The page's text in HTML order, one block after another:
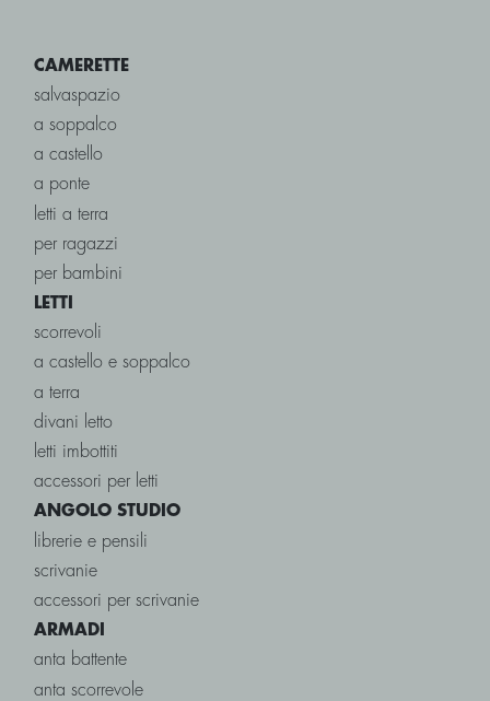
CAMERETTE
salvaspazio
a soppalco
a castello
a ponte
letti a terra
per ragazzi
per bambini
LETTI
scorrevoli
a castello e soppalco
a terra
divani letto
letti imbottiti
accessori per letti
ANGOLO STUDIO
librerie e pensili
scrivanie
accessori per scrivanie
ARMADI
anta battente
anta scorrevole